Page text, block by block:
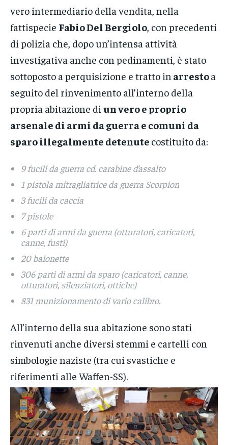
vero intermediario della vendita, nella
fattispecie Fabio Del Bergiolo , con precedenti
di polizia che, dopo un’intensa attività
investigativa anche con pedinamenti, è stato
sottoposto a perquisizione e tratto in arrestoa
seguito del rinvenimento all’interno della
propria abitazione di un vero e proprio
arsenale di armi da guerra e comuni da
sparo illegalmente detenute costituito da:
9 fucili da guerra cd. carabine d’assalto
1 pistola mitragliatrice da guerra Scorpion
3 fucili da caccia
7 pistole
6 parti di armi da guerra (otturatori, caricatori,
canne, fusti)
20 baionette
306 parti di armi da sparo (caricatori, canne,
otturatori, silenziatori, ottiche)
831 munizionamento di vario calibro.
All’interno della sua abitazione sono stati
rinvenuti anche diversi stemmi e cartelli con
simbologie naziste (tra cui svastiche e
riferimenti alle Waffen-SS).